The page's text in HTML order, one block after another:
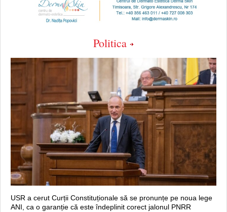
Politica
USR a cerut Curții Constituționale să se pronunțe pe noua lege
ANI, ca o garanție că este îndeplinit corect jalonul PNRR